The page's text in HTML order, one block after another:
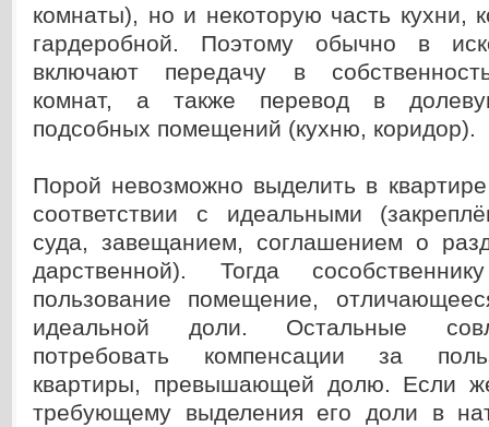
комнаты), но и некоторую часть кухни,
гардеробной. Поэтому обычно в
включают передачу в
комнат, а также перевод в
подсобных помещений (кухню, коридор).
Порой невозможно выделить в
соответствии с идеальными
суда, завещанием, соглашением о
дарственной). Тогда
пользование помещение,
идеальной доли. Остальные
потребовать компенсации за
квартиры, превышающей долю. Если же
требующему выделения его доли в